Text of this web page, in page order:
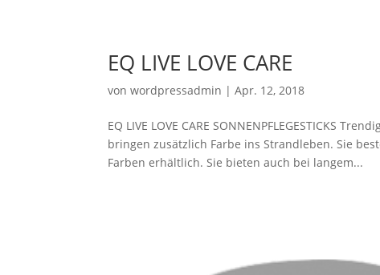
EQ LIVE LOVE CARE
vonwordpressadmin |Apr. 12, 2018
EQ LIVE LOVE CARE SONNENPFLEGESTICKS
bringen zusätzlich Farbe ins Strandleben. Sie
Farben erhältlich. Sie bieten auch bei langem...